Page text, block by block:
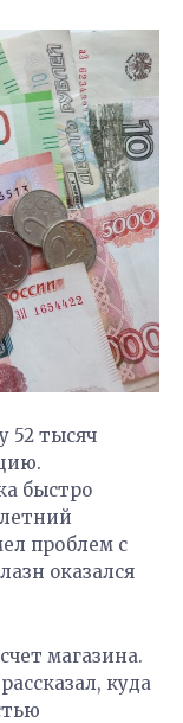
52 тысяч
быстро
проблем с
оказался
магазина.
куда